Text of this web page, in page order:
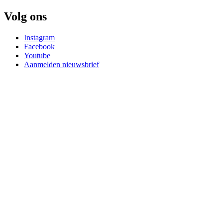
Volg ons
Instagram
Facebook
Youtube
Aanmelden nieuwsbrief